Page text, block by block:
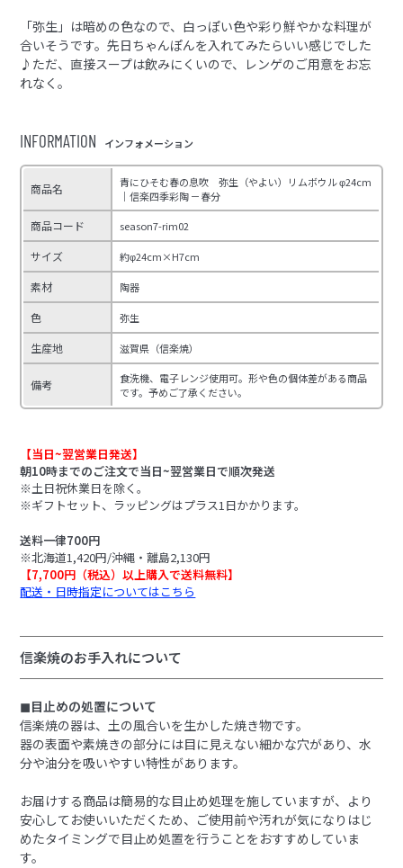
「弥生」は暗めの色なので、白っぽい色や彩り鮮やかな料理が
合いそうです。先日ちゃんぽんを入れてみたらいい感じでした
♪ただ、直接スープは飲みにくいので、レンゲのご用意をお忘
れなく。
INFORMATION インフォメーション
商品名
青にひそむ春の息吹 弥生（やよい）リムボウル φ24cm
｜信楽四季彩陶 －春分
商品コード season7-rim02
サイズ 約φ24cm×H7cm
素材 陶器
色 弥生
生産地 滋賀県（信楽焼）
備考
食洗機、電子レンジ使用可。形や色の個体差がある商品
です。予めご了承ください。
【当日~翌営業日発送】
朝10時までのご注文で当日~翌営業日で順次発送
※土日祝休業日を除く。
※ギフトセット、ラッピングはプラス1日かかります。
送料一律700円
※北海道1,420円/沖縄・離島2,130円
【7,700円（税込）以上購入で送料無料】
配送・日時指定についてはこちら
信楽焼のお手入れについて
◼︎目止めの処置について
信楽焼の器は、土の風合いを生かした焼き物です。
器の表面や素焼きの部分には目に見えない細かな穴があり、水
分や油分を吸いやすい特性があります。
お届けする商品は簡易的な目止め処理を施していますが、より
安心してお使いいただくため、ご使用前や汚れが気になりはじ
めたタイミングで目止め処置を行うことをおすすめしていま
す。